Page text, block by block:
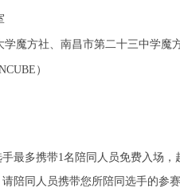
学魔方社、南昌市第二十三中学魔
）
最多携带1名陪同人员免费入场
陪同人员携带您所陪同选手的参